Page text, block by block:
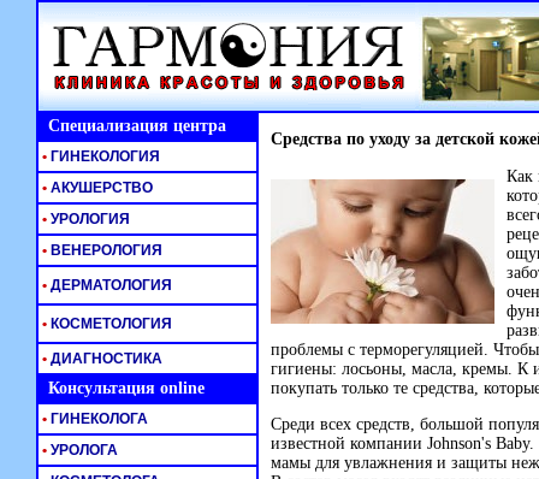
Специализация центра Средства по уходу за детской
Как
проблемы с терморегуляцией.
гигиены: лосьоны, масла, кремы. К
покупать только те средства,
Среди всех средств, большой
известной компании Johnson's
мамы для увлажнения и защиты
• ГИНЕКОЛОГИЯ
• АКУШЕРСТВО
• УРОЛОГИЯ
• ВЕНЕРОЛОГИЯ
• ДЕРМАТОЛОГИЯ
• КОСМЕТОЛОГИЯ
• ДИАГНОСТИКА
Консультация online
• ГИНЕКОЛОГА
• УРОЛОГА